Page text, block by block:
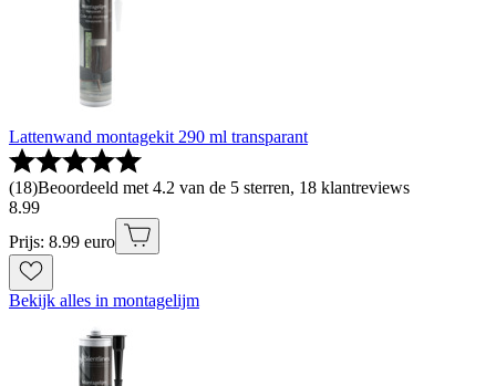
Lattenwand montagekit 290 ml transparant
(18)Beoordeeld met 4.2 van de 5 sterren, 18 klantreviews
8.99
Prijs: 8.99 euro
Bekijk alles in montagelijm